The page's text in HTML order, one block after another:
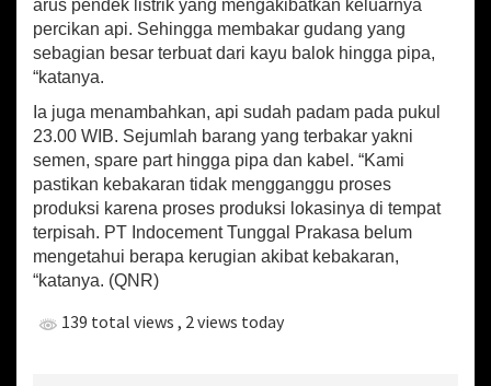
l
i
m
a
n
H
a
n
g
u
s
T
r
arus pendek listrik yang mengakibatkan keluarnya
percikan api. Sehingga membakar gudang yang
sebagian besar terbuat dari kayu balok hingga pipa,
“katanya.
Ia juga menambahkan, api sudah padam pada pukul
23.00 WIB. Sejumlah barang yang terbakar yakni
semen, spare part hingga pipa dan kabel. “Kami
pastikan kebakaran tidak mengganggu proses
produksi karena proses produksi lokasinya di tempat
terpisah. PT Indocement Tunggal Prakasa belum
mengetahui berapa kerugian akibat kebakaran,
“katanya. (QNR)
139 total views , 2 views today